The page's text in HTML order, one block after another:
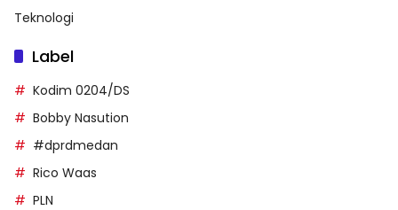
Teknologi
Label
Kodim 0204/DS
Bobby Nasution
#dprdmedan
Rico Waas
PLN